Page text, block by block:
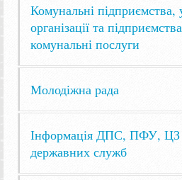
Комунальні підприємства,
організації та
комунальні послуги
Молодіжна рада
Інформація ДПС, ПФУ, ЦЗ
державних служб